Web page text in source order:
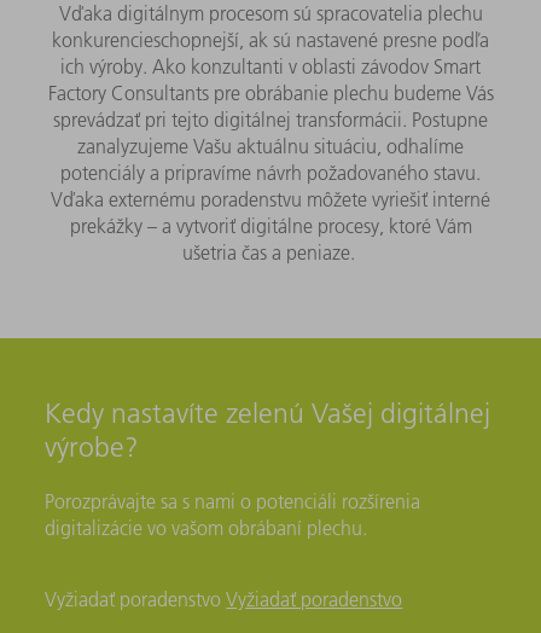
Vďaka digitálnym procesom sú spracovatelia plechu
konkurencieschopnejší, ak sú nastavené presne podľa
ich výroby. Ako konzultanti v oblasti závodov Smart
Factory Consultants pre obrábanie plechu budeme Vás
sprevádzať pri tejto digitálnej transformácii. Postupne
zanalyzujeme Vašu aktuálnu situáciu, odhalíme
potenciály a pripravíme návrh požadovaného stavu.
Vďaka externému poradenstvu môžete vyriešiť interné
prekážky – a vytvoriť digitálne procesy, ktoré Vám
ušetria čas a peniaze.
Kedy nastavíte zelenú Vašej digitálnej
výrobe?
Porozprávajte sa s nami o potenciáli rozšírenia
digitalizácie vo vašom obrábaní plechu.
Vyžiadať poradenstvoVyžiadať poradenstvo